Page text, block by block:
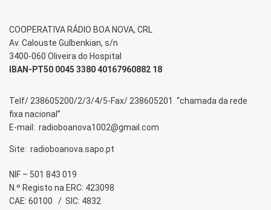
COOPERATIVA RÁDIO BOA NOVA, CRL
Av. Calouste Gulbenkian, s/n
3400-060 Oliveira do Hospital
IBAN-PT50 0045 3380 40167960882 18
Telf/ 238605200/2/3/4/5-Fax/ 238605201 “chamada da rede
fixa nacional”
E-mail: radioboanova1002@gmail.com
Site: radioboanova.sapo.pt
NIF – 501 843 019
N.º Registo na ERC: 423098
CAE: 60100 / SIC: 4832